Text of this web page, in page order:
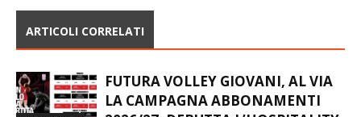
ARTICOLI CORRELATI
FUTURA VOLLEY GIOVANI, AL VIA
LA CAMPAGNA ABBONAMENTI